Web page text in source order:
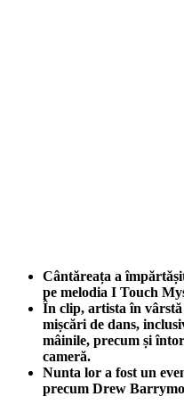
Cântăreața a
pe melodia I Touch
În clip, artista în
mișcări de dans,
mâinile, precum și
cameră.
Nunta lor a fost un
precum Drew